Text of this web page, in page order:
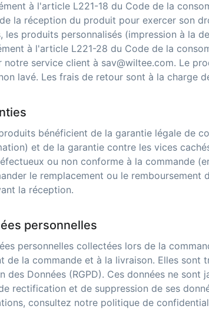
à l'article L221-18 du Code de la
la réception du produit pour exercer son
les produits personnalisés (impression à la
à l'article L221-28 du Code de la
notre service client à sav@wiltee.com. Le
lavé. Les frais de retour sont à la charge
bénéficient de la garantie légale de
et de la garantie contre les vices
ou non conforme à la commande
le remplacement ou le
la réception.
personnelles
personnelles collectées lors de la
de la commande et à la livraison. Elles sont
des Données (RGPD). Ces données ne
rectification et de suppression de ses
consultez notre politique de